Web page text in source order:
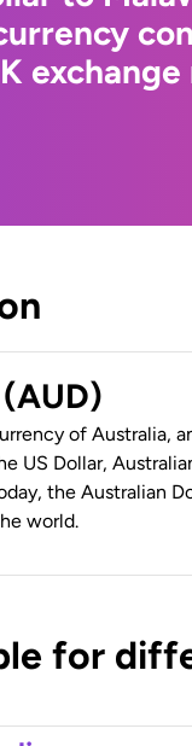
of Australia,
US Dollar,
the Australian
world.
for